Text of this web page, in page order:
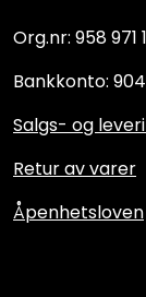
Org.nr: 958 971
Bankkonto:
Salgs- og
Retur av varer
Åpenhetsloven